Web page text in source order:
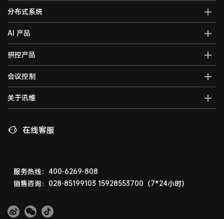
全域智能矩阵系统
智能会议一体化主机
音视频综合一体机
车载音视频综合一体机
分布式系统
光纤kvm坐席系统
5G图传系统
分布式节点
高清视频编码器
AI 产品
AI大屏过滤系统
AI边缘计算服务器
拼控产品
高清画面分割器
LED视频处理器
液晶拼接屏
LED显示屏
会议控制
中控系统
指挥调度系统
关于讯维
联系我们
常见问题
相关下载
产品防伪查询
在线客服
服务热线：400-6269-808
销售咨询：028-85199103 15928553700（7*24小时）